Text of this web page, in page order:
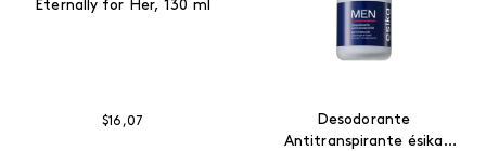
Eternally for Her, 130 ml
$16 ,07
Desodorante
Antitranspirante ésika